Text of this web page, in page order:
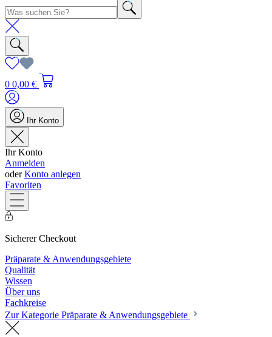
0 0,00 €
Ihr Konto
Ihr Konto
Anmelden
oderKonto anlegen
Favoriten
Sicherer Checkout
Präparate & Anwendungsgebiete
Qualität
Wissen
Über uns
Fachkreise
Zur Kategorie Präparate & Anwendungsgebiete